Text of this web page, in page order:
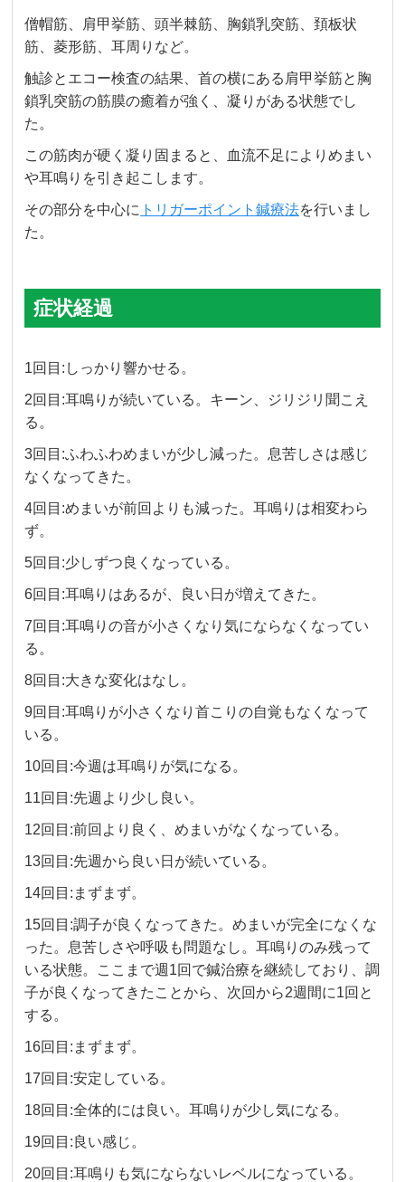
僧帽筋、肩甲挙筋、頭半棘筋、胸鎖乳突筋、頚板状
筋、菱形筋、耳周りなど。
触診とエコー検査の結果、首の横にある肩甲挙筋と胸
鎖乳突筋の筋膜の癒着が強く、凝りがある状態でし
た。
この筋肉が硬く凝り固まると、血流不足によりめまい
や耳鳴りを引き起こします。
その部分を中心に トリガーポイント鍼療法を行いまし
た。
症状経過
1回目:しっかり響かせる。
2回目:耳鳴りが続いている。キーン、ジリジリ聞こえ
る。
3回目:ふわふわめまいが少し減った。息苦しさは感じ
なくなってきた。
4回目:めまいが前回よりも減った。耳鳴りは相変わら
ず。
5回目:少しずつ良くなっている。
6回目:耳鳴りはあるが、良い日が増えてきた。
7回目:耳鳴りの音が小さくなり気にならなくなってい
る。
8回目:大きな変化はなし。
9回目:耳鳴りが小さくなり首こりの自覚もなくなって
いる。
10回目:今週は耳鳴りが気になる。
11回目:先週より少し良い。
12回目:前回より良く、めまいがなくなっている。
13回目:先週から良い日が続いている。
14回目:まずまず。
15回目:調子が良くなってきた。めまいが完全になくな
った。息苦しさや呼吸も問題なし。耳鳴りのみ残って
いる状態。ここまで週1回で鍼治療を継続しており、調
子が良くなってきたことから、次回から2週間に1回と
する。
16回目:まずまず。
17回目:安定している。
18回目:全体的には良い。耳鳴りが少し気になる。
19回目:良い感じ。
20回目:耳鳴りも気にならないレベルになっている。